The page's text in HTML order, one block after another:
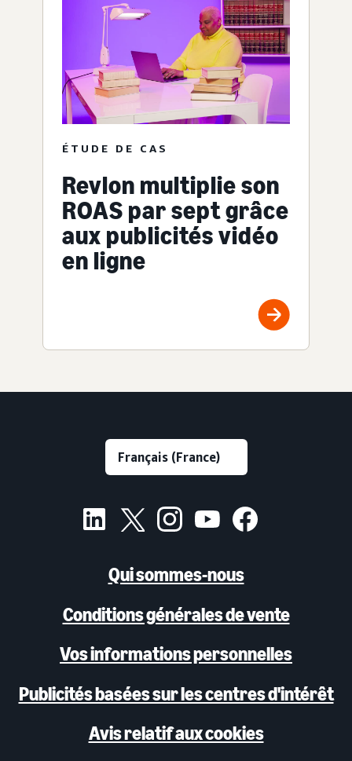
ÉTUDE DE CAS
Revlon multiplie son
ROAS par sept grâce
aux publicités vidéo
en ligne
Qui sommes-nous
Conditions générales de vente
Vos informations personnelles
Publicités basées sur les centres d'intérêt
Avis relatif aux cookies